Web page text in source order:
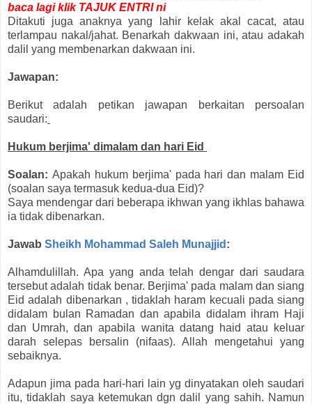
baca lagi klik TAJUK ENTRI ni
Ditakuti juga anaknya yang lahir kelak akal cacat, atau
terlampau nakal/jahat. Benarkah dakwaan ini, atau adakah
dalil yang membenarkan dakwaan ini.
Jawapan:
Berikut adalah petikan jawapan berkaitan persoalan
saudari:
Hukum berjima' dimalam dan hari Eid
Soalan: Apakah hukum berjima' pada hari dan malam Eid
(soalan saya termasuk kedua-dua Eid)?
Saya mendengar dari beberapa ikhwan yang ikhlas bahawa
ia tidak dibenarkan.
Jawab Sheikh Mohammad Saleh Munajjid :
Alhamdulillah. Apa yang anda telah dengar dari saudara
tersebut adalah tidak benar. Berjima' pada malam dan siang
Eid adalah dibenarkan , tidaklah haram kecuali pada siang
didalam bulan Ramadan dan apabila didalam ihram Haji
dan Umrah, dan apabila wanita datang haid atau keluar
darah selepas bersalin (nifaas). Allah mengetahui yang
sebaiknya.
Adapun jima pada hari-hari lain yg dinyatakan oleh saudari
itu, tidaklah saya ketemukan dgn dalil yang sahih. Namun